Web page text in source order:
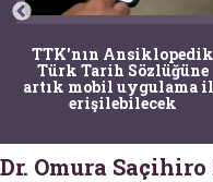
TTK'nın Ansiklopedik
Türk Tarih Sözlüğüne
artık mobil uygulama
erişilebilecek
Dr. Omura